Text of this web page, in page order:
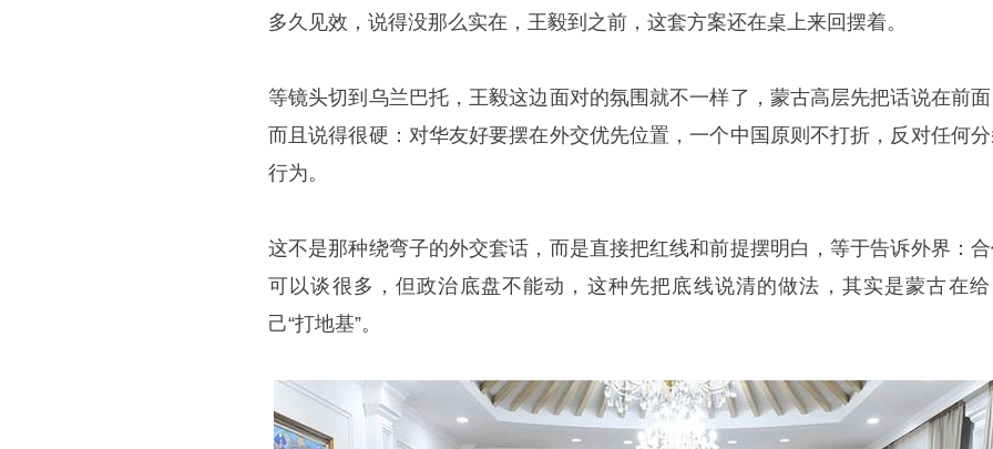
多久见效，说得没那么实在，王毅到之前，这套方案还在桌上来回摆着。
等镜头切到乌兰巴托，王毅这边面对的氛围就不一样了，蒙古高层先把话说在前
而且说得很硬：对华友好要摆在外交优先位置，一个中国原则不打折，反对任何
行为。
这不是那种绕弯子的外交套话，而是直接把红线和前提摆明白，等于告诉外界：
可以谈很多，但政治底盘不能动，这种先把底线说清的做法，其实是蒙古在
己“打地基”。